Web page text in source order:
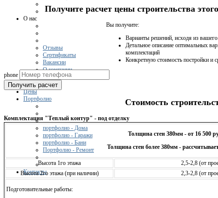
О нас
Отзывы
Сертификаты
Вакансии
О компании
Цены
Портфолио
портфолио - Дома
портфолио - Гаражи
портфолио - Бани
Портфолио - Ремонт
Контакты
Получите расчет цены строительства
Вы получите:
Варианты решений, исходя из
Детальное описание оптимальных
комплектаций
Конкретную стоимость постройки и
phone
Получить расчет
Стоимость
Комплектация "Теплый контур" - под отделку
Толщина стен 380мм - от 16 500
Толщина стен более 380мм -
Высота 1го этажа
2,5-2,8 (от
Высота 2го этажа (при наличии)
2,3-2,8 (от
Подготовительные работы: